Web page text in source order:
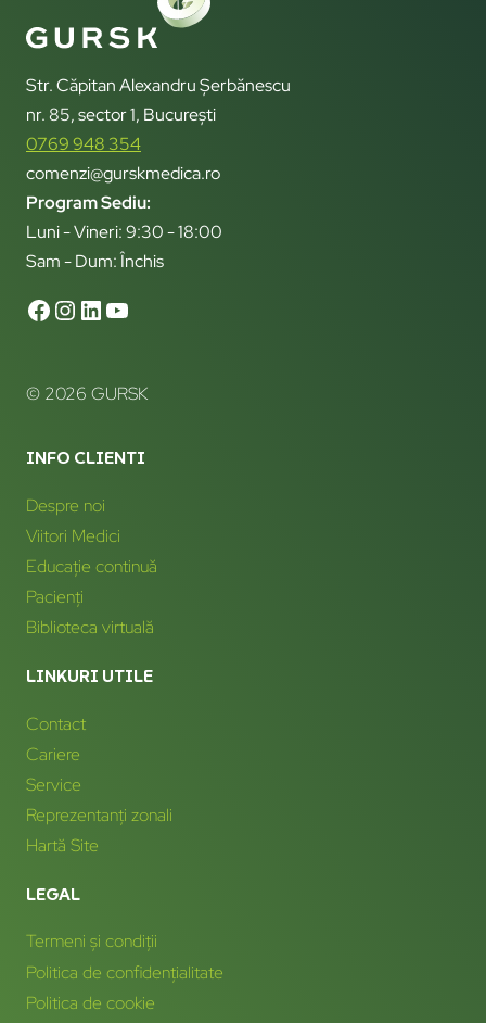
Str. Căpitan Alexandru Șerbănescu
nr. 85, sector 1, București
0769 948 354
comenzi@gurskmedica.ro
Program Sediu:
Luni - Vineri: 9:30 - 18:00
Sam - Dum: Închis
© 2026 GURSK
INFO CLIENTI
Despre noi
Viitori Medici
Educație continuă
Pacienți
Biblioteca virtuală
LINKURI UTILE
Contact
Cariere
Service
Reprezentanți zonali
Hartă Site
LEGAL
Termeni și condiții
Politica de confidențialitate
Politica de cookie